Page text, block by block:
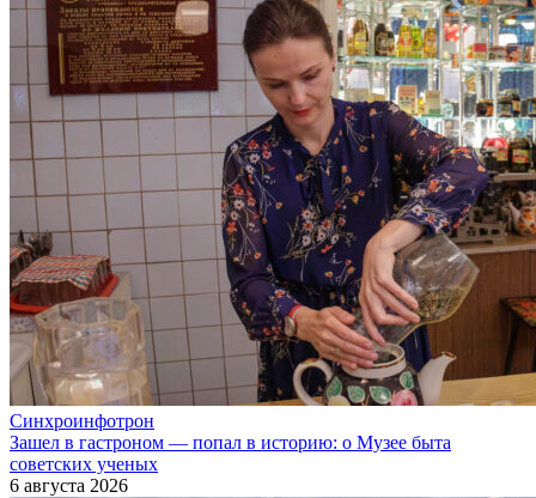
Синхроинфотрон
Зашел в гастроном — попал в историю: о Музее быта
советских ученых
6 августа 2026